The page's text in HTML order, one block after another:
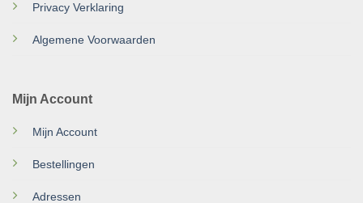
Privacy Verklaring
Algemene Voorwaarden
Mijn Account
Mijn Account
Bestellingen
Adressen